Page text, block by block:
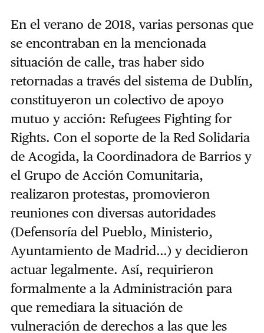
En el verano de 2018, varias personas que
se encontraban en la mencionada
situación de calle, tras haber sido
retornadas a través del sistema de Dublín,
constituyeron un colectivo de apoyo
mutuo y acción: Refugees Fighting for
Rights. Con el soporte de la Red Solidaria
de Acogida, la Coordinadora de Barrios y
el Grupo de Acción Comunitaria,
realizaron protestas, promovieron
reuniones con diversas autoridades
(Defensoría del Pueblo, Ministerio,
Ayuntamiento de Madrid…) y decidieron
actuar legalmente. Así, requirieron
formalmente a la Administración para
que remediara la situación de
vulneración de derechos a las que les